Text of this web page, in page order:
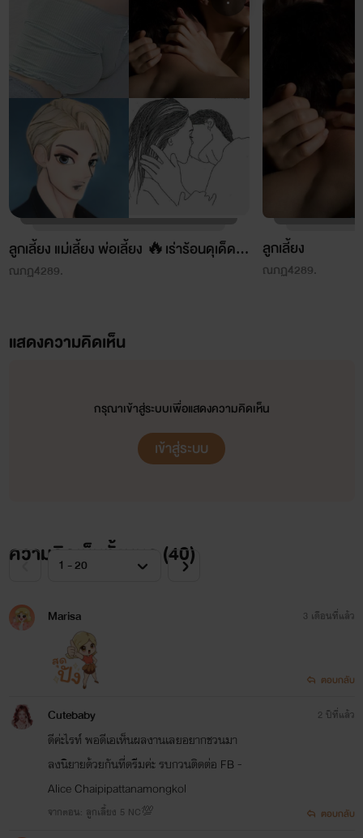
ลูกเลี้ยง แม่เลี้ยง พ่อเลี้ยง 🔥เร่าร้อนดุเด็ดเผ็
ดมัน
ณภฏ4289.
ลูกเลี้ยง
ณภฏ4289.
แสดงความคิดเห็น
กรุณาเข้าสู่ระบบเพื่อแสดงความคิดเห็น
เข้าสู่ระบบ
ความคิดเห็นทั้งหมด (40)
Marisa 3 เดือนที่แล้ว
ตอบกลับ
Cutebaby
ดีค่ะไรท์ พอดีเอเห็นผลงานเลยอยากชวนมา
ลงนิยายด้วยกันที่ดรีมค่ะ รบกวนติดต่อ FB -
Alice Chaipipattanamongkol
จากตอน: ลูกเลี้ยง 5 NC💯
2 ปีที่แล้ว
ตอบกลับ